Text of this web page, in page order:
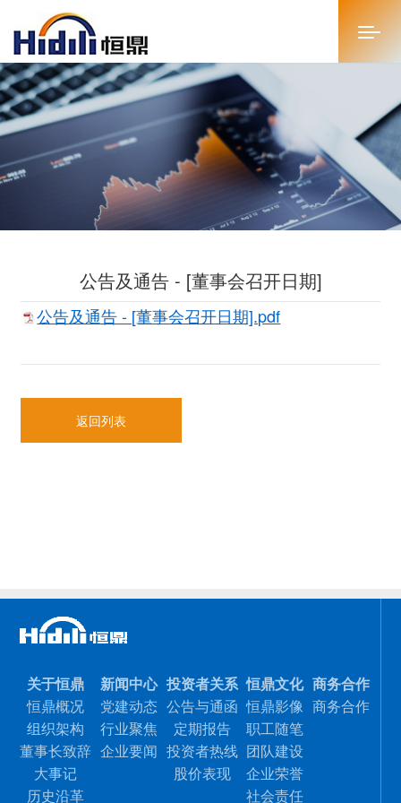
首页
关于恒鼎
新闻中心
恒鼎文化
商务合作
人才招聘
公告及通告 - [董事会召开日期]
公告及通告 - [董事会召开日期].pdf
返回列表
关于恒鼎
恒鼎概况
组织架构
董事长致辞
大事记
历史沿革
新闻中心
党建动态
行业聚焦
企业要闻
投资者关系
公告与通函
定期报告
投资者热线
股价表现
恒鼎文化
恒鼎影像
职工随笔
团队建设
企业荣誉
社会责任
商务合作
商务合作